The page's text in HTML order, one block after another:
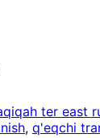
ter east
, q'eqchi